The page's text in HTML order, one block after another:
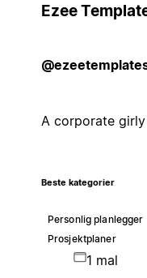
Ezee
A corporate
Beste kategorier
Personlig planlegger
Prosjektplaner
1 mal